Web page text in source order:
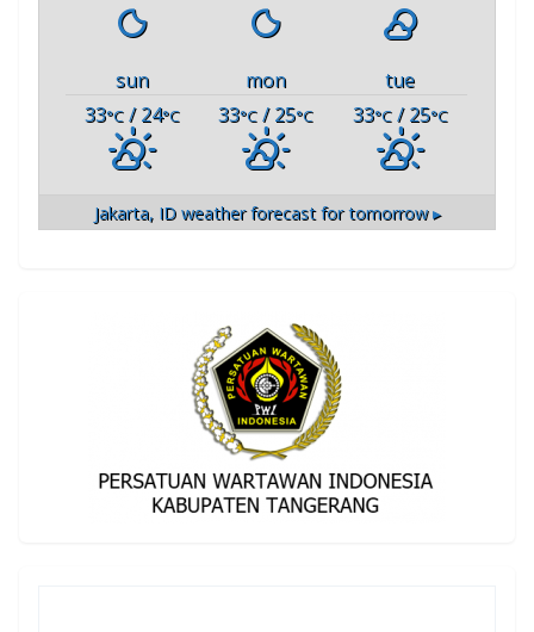
sun mon
tue
33°C / 24°C 33°C / 25°C 33°C/ 25°C
Jakarta, IDweather forecast for tomorrow ▸